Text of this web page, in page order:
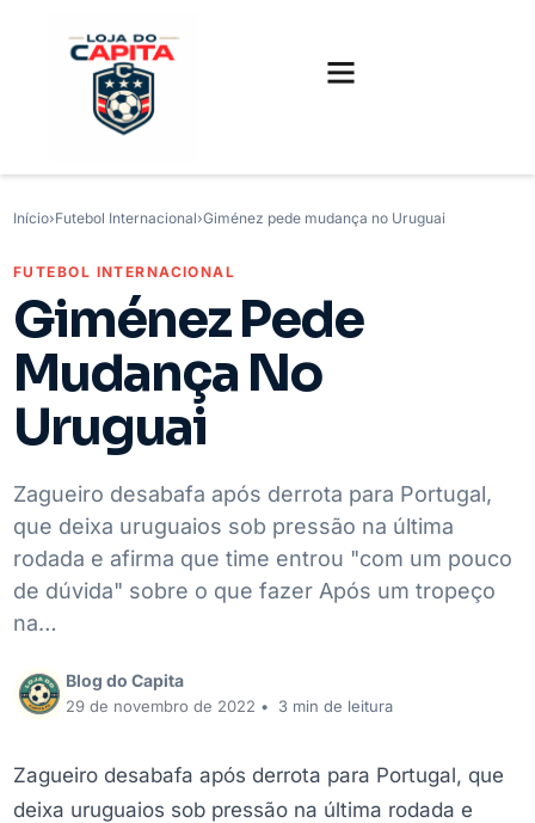
Início›Futebol Internacional›Giménez pede mudança no Uruguai
FUTEBOL INTERNACIONAL
Giménez Pede
Mudança No
Uruguai
Zagueiro desabafa após derrota para Portugal,
que deixa uruguaios sob pressão na última
rodada e afirma que time entrou "com um pouco
de dúvida" sobre o que fazer Após um tropeço
na…
Blog do Capita
29 de novembro de 2022 • 3 min de leitura
Zagueiro desabafa após derrota para Portugal, que
deixa uruguaios sob pressão na última rodada e